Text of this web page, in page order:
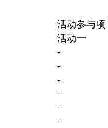
活动参与项
活动一
-
-
-
-
-
-